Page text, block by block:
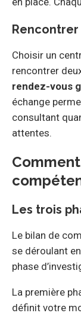
Choisir un
rencontrer
rendez-vous
échange
consultant
attentes.
Les trois
Le bilan de
se déroulant
phase
La première
définit votre